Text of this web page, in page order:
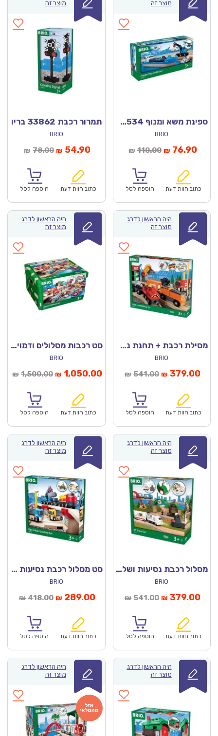
מוצר זה
ספינת משא ומנוף 33534 בריו
BRIO
₪ 110.00המחיר
היה:
₪110.00.
₪ 76.90
כתוב חוות דעת הוספה לסל
מוצר זה
תמרור רכבת 33862 בריו
BRIO
₪ 78.00המחיר
₪78.00.
₪ 54.90המחיר
₪54.90.
כתוב חוות דעת הוספה לסל
היה הראשון לדרג
מוצר זה
מסילת רכבת + תחנת נסיעה והטענה 33165 בריו
BRIO
₪ 541.00המחיר
₪541.00.
₪ 379.00
כתוב חוות דעת הוספה לסל
היה הראשון לדרג
מוצר זה
סט רכבות מסלולים ודמויות דלוקס – 33052 בריו
BRIO
₪ 1,500.00המחיר
₪ 1,050.00המחיר
₪1,050.00.
כתוב חוות דעת הוספה לסל
היה הראשון לדרג
מוצר זה
מסלול רכבת נסיעות ושלט רחוק – 33277 בריו
BRIO
₪ 541.00המחיר
₪541.00.
₪ 379.00
כתוב חוות דעת הוספה לסל
היה הראשון לדרג
מוצר זה
סט מסלול רכבת נסיעות בכביש 33210 בריו
BRIO
₪ 418.00המחיר
₪418.00.
₪ 289.00המחיר
₪289.00.
כתוב חוות דעת הוספה לסל
היה הראשון לדרג
מוצר זה
היה הראשון לדרג
מוצר זה